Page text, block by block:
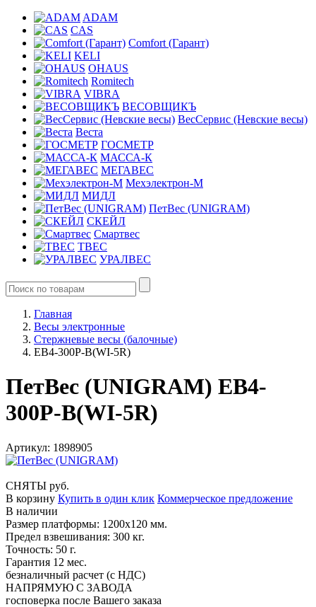
ADAM
CAS
Comfort (Гарант)
KELI
OHAUS
Romitech
VIBRA
ВЕСОВЩИКЪ
ВесСервис (Невские весы)
Веста
ГОСМЕТР
МАССА-К
МЕГАВЕС
Мехэлектрон-М
МИДЛ
ПетВес (UNIGRAM)
СКЕЙЛ
Смартвес
ТВЕС
УРАЛВЕС
Главная
Весы электронные
Стержневые весы (балочные)
ЕВ4-300P-В(WI-5R)
ПетВес (UNIGRAM) ЕВ4-
300P-В(WI-5R)
Артикул: 1898905
СНЯТЫ руб.
В корзину Купить в один клик Коммерческое предложение
В наличии
Размер платформы: 1200х120 мм.
Предел взвешивания: 300 кг.
Точность: 50 г.
Гарантия 12 мес.
безналичный расчет (с НДС)
НАПРЯМУЮ С ЗАВОДА
госповерка после Вашего заказа